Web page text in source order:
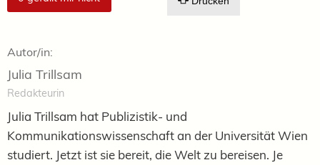
Autor/in:
Julia Trillsam
Redakteurin
Julia Trillsam hat Publizistik- und
Kommunikationswissenschaft an der Universität Wien
studiert. Jetzt ist sie bereit, die Welt zu bereisen. Je